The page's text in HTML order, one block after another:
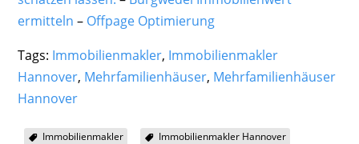
ermitteln – Offpage Optimierung
Tags: Immobilienmakler, Immobilienmakler
Hannover, Mehrfamilienhäuser, Mehrfamilienhäuser
Hannover
Immobilienmakler Immobilienmakler Hannover